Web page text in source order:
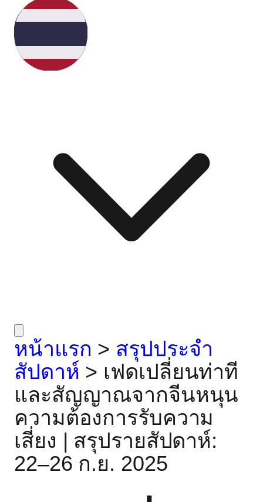
หน้าแรก > สรุปประจำ
สัปดาห์ > เฟดเปลี่ยนท่าที
และสัญญาณจากจีนหนุน
ความต้องการรับความ
เสี่ยง | สรุปรายสัปดาห์:
22–26 ก.ย. 2025